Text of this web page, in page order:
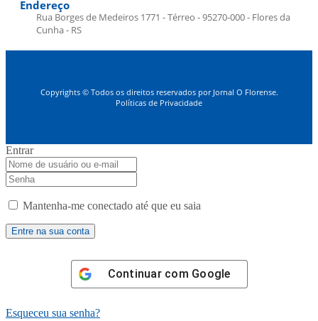
Endereço
Rua Borges de Medeiros 1771 - Térreo - 95270-000 - Flores da
Cunha - RS
Copyrights © Todos os direitos reservados por Jornal O Florense.
Políticas de Privacidade
Entrar
Mantenha-me conectado até que eu saia
Continuar com Google
Esqueceu sua senha?